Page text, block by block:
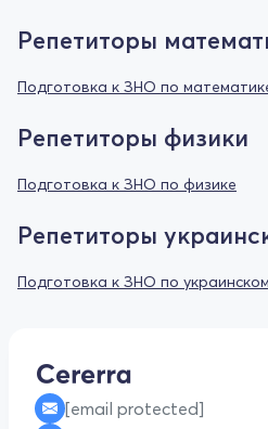
Репетиторы
Подготовка к ЗНО по
Репетиторы физики
Подготовка к ЗНО по физике
Репетиторы
Подготовка к ЗНО по
[email protected]